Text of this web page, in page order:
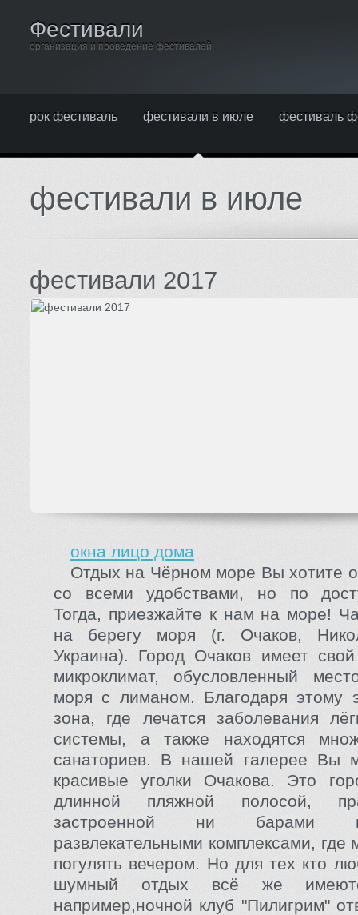
Фестивали
организация и проведение фестивалей
рок фестиваль фестивали в июле фестиваль
фестивали в июле
фестивали 2017
окна лицо дома
Отдых на Чёрном море Вы хотите
со всеми удобствами, но по
Тогда, приезжайте к нам на море!
на берегу моря (г. Очаков,
Украина). Город Очаков имеет
микроклимат, обусловленный
моря с лиманом. Благодаря этому
зона, где лечатся заболевания
системы, а также находятся
санаториев. В нашей галерее Вы
красивые уголки Очакова. Это
длинной пляжной полосой,
застроенной ни барами
развлекательными комплексами, где
погулять вечером. Но для тех кто
шумный отдых всё же
например,ночной клуб "Пилигрим"